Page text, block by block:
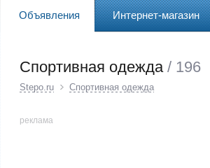
Объявления Интернет-магазин
Спортивная одежда / 196
Stepo.ru Спортивная одежда
реклама